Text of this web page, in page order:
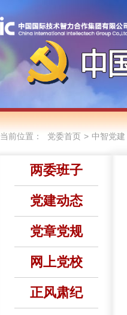
当前位置： 党委首页 > 中智党建
两委班子
党建动态
党章党规
网上党校
正风肃纪